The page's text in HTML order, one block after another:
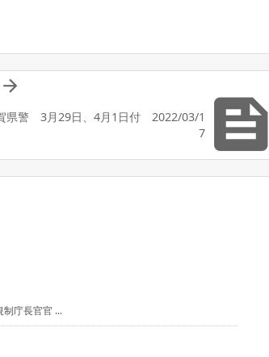

県警 3月29日、4月1日付 2022/03/1
7

庁長官官 ...